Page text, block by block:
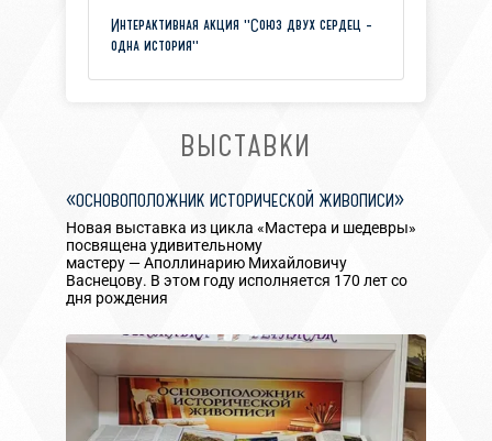
Интерактивная акция "Союз двух сердец -
одна история"
ВЫСТАВКИ
«ОСНОВОПОЛОЖНИК ИСТОРИЧЕСКОЙ ЖИВОПИСИ»
Новая выставка из цикла «Мастера и шедевры»
посвящена удивительному
мастеру — Аполлинарию Михайловичу
Васнецову. В этом году исполняется 170 лет со
дня рождения